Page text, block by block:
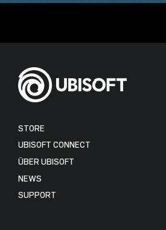
STORE
UBISOFT CONNECT
ÜBER UBISOFT
NEWS
SUPPORT